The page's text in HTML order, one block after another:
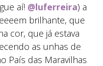
aí! @luferreira) a
brilhante, que
cor, que já estava
as unhas de
País das Maravilhas